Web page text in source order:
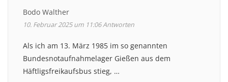
Bodo Walther
10. Februar 2025 um 11:06Antworten
Als ich am 13. März 1985 im so genannten
Bundesnotaufnahmelager Gießen aus dem
Häftligsfreikaufsbus stieg, …